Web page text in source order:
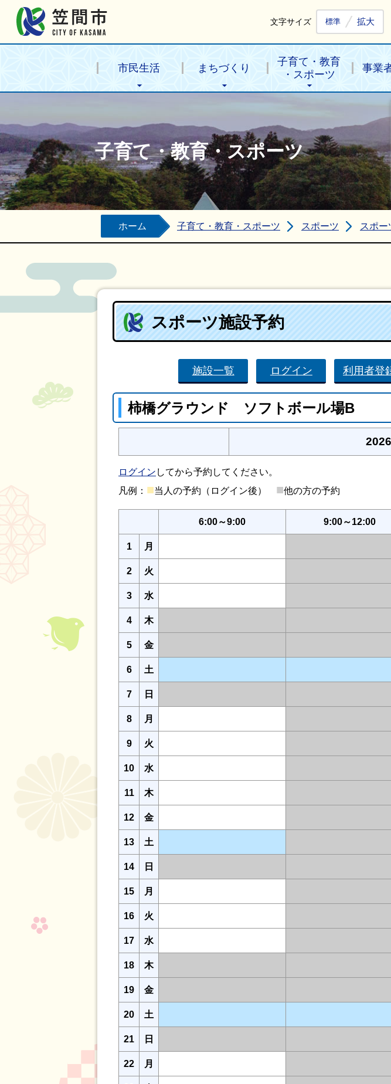
文字サイズ 標準 拡大
市民生活 まちづくり
子育て・教育
・スポーツ
事業
子育て・教育・スポーツ
ホーム 子育て・教育・スポーツ スポーツ スポー
スポーツ施設予約
施設一覧 ログイン 利用者登
柿橋グラウンド ソフトボール場B
ログイン してから予約してください。
凡例： ■当人の予約（ログイン後） ■他の方の予約
6:00～9:00 9:00～12:00
1 月
2 火
3 水
4 木
5 金
6 土
7 日
8 月
9 火
10 水
11 木
12 金
13 土
14 日
15 月
16 火
17 水
18 木
19 金
20 土
21 日
22 月